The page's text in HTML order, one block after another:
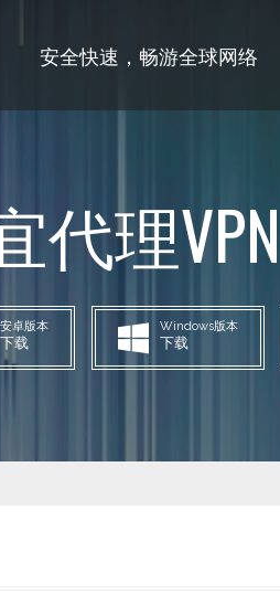
安全快速，畅游全球网络
代理VPN
安卓版本
下载
Windows版本
下载